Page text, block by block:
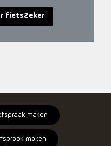
fietsZeker
maken
maken